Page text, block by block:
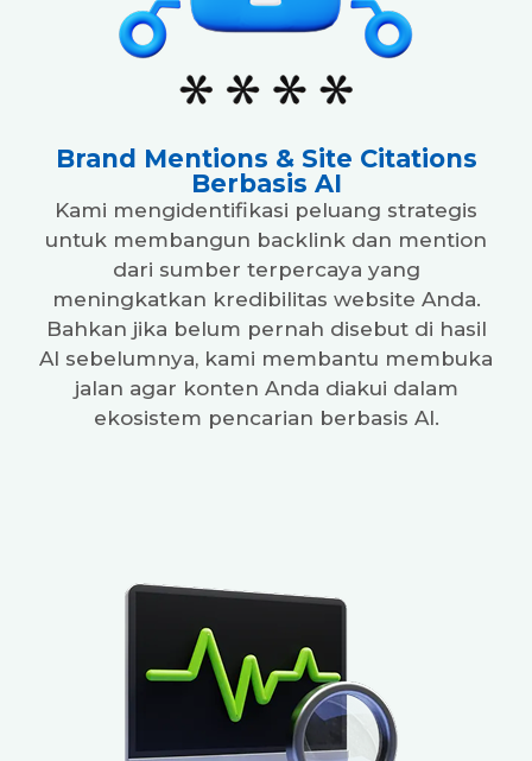
Brand Mentions & Site Citations
Berbasis AI
Kami mengidentifikasi peluang strategis
untuk membangun backlink dan mention
dari sumber terpercaya yang
meningkatkan kredibilitas website Anda.
Bahkan jika belum pernah disebut di hasil
AI sebelumnya, kami membantu membuka
jalan agar konten Anda diakui dalam
ekosistem pencarian berbasis AI.